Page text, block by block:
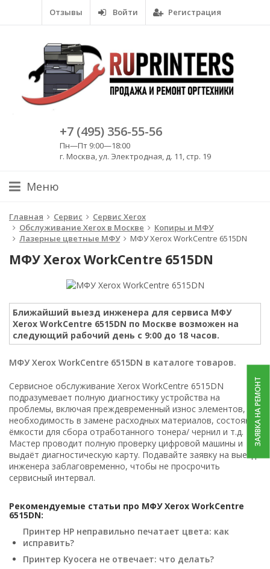
Отзывы Войти Регистрация
+7 (495) 356-55-56
Пн—Пт 9:00—18:00
г. Москва, ул. Электродная, д. 11, стр. 19
Меню
Главная Сервис
Сервис Xerox
Обслуживание Xerox в Москве
Копиры и МФУ
Лазерные цветные МФУ
МФУ Xerox WorkCentre 6515DN
МФУ Xerox WorkCentre 6515DN
Ближайший выезд инженера для сервиса МФУ
Xerox WorkCentre 6515DN по Москве возможен на
следующий рабочий день с 9:00 до 18 часов.
МФУ Xerox WorkCentre 6515DN в каталоге товаров.
Сервисное обслуживание Xerox WorkCentre 6515DN
подразумевает полную диагностику устройства на
проблемы, включая преждевременный износ элементов,
необходимость в замене расходных материалов, состояние
ёмкости для сбора отработанного тонера/ чернил и т.д.
Мастер проводит полную проверку цифровой машины и
выдаёт диагностическую карту. Подавайте заявку на выезд
инженера заблаговременно, чтобы не просрочить
сервисный интервал.
Рекомендуемые статьи про МФУ Xerox WorkCentre
6515DN:
Принтер HP неправильно печатает цвета: как
исправить?
Принтер Kyocera не отвечает: что делать?
ЗАЯВКА НА РЕМОНТ